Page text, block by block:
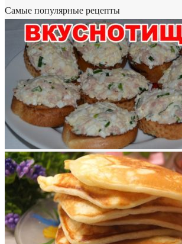
Самые популярные рецепты